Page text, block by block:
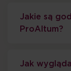
Jakie są
ProAltum?
Jak